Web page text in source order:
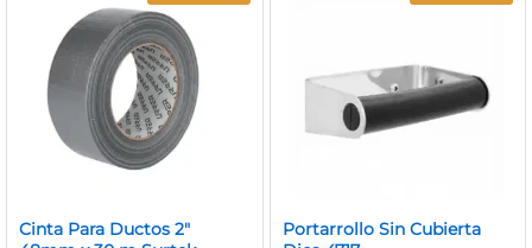
Cinta Para Ductos 2″
Portarrollo Sin Cubierta